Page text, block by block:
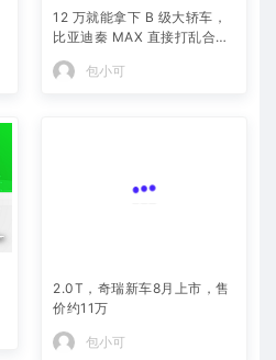
12 万就能拿下 B 级大轿车，
比亚迪秦 MAX 直接打乱合资
定价逻辑
包小可
价约11万